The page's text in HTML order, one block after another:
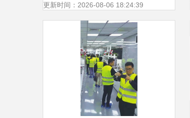
系统工程造价咨询业务分析
更新时间：2026-08-06 18:24:39